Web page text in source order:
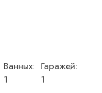
Ванных:
1
Гаражей:
1